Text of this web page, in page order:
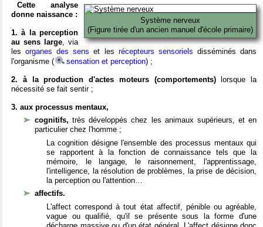
Système nerveux
(Figure tirée d'un ancien manuel d'école primaire)
Cette analyse
donne naissance :
1. à la perception
au sens large, via
lesorganes des sens et les récepteurs sensoriels disséminés dans
l'organisme (
sensation et perception) ;
2. à la production d'actes moteurs (comportements)lorsque la
nécessité se fait sentir ;
3. aux processus mentaux,
cognitifs,très développés chez les animaux supérieurs, et en
particulier chez l'homme ;
La cognition désigne l'ensemble des processus mentaux qui
se rapportent à la fonction de connaissance tels que la
mémoire, le langage, le raisonnement, l'apprentissage,
l'intelligence, la résolution de problèmes, la prise de décision,
la perception ou l'attention…
affectifs.
L'affect correspond à tout état affectif, pénible ou agréable,
vague ou qualifié, qu'il se présente sous la forme d'une